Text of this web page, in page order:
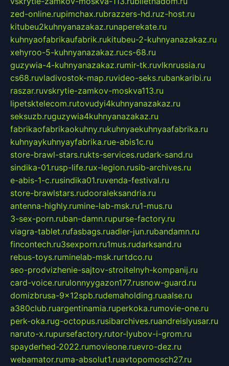
zed-online.rupimchax.rubrazzers-hd.ruz-host.ru
kitubeu2kuhnyanazakaz.runaperekate.ru
kuhnyaofabrikaufabrik.rukitubeu-2-kuhnyanazakaz.ru
xehyroo-5-kuhnyanazakaz.rucs-68.ru
guzywia-4-kuhnyanazakaz.rumir-tk.ruvlknrussia.ru
cs68.ruvladivostok-map.ruvideo-seks.rubankaribi.ru
raszar.ruvskrytie-zamkov-moskva113.ru
lipetsktelecom.rutovudyi4kuhnyanazakaz.ru
seksuzb.ruguzywia4kuhnyanazakaz.ru
fabrikaofabrikaokuhny.rukuhnyaekuhnyaafabrika.ru
kuhnyaykuhnyayfabrika.rue-abis1c.ru
store-brawl-stars.rukts-services.rudark-sand.ru
sindika-01.rusp-life.rux-legion.rusib-archives.ru
e-abis-1-c.rusindika01.ruvenda-festival.ru
store-brawlstars.rudooraleksandria.ru
antenna-highly.rumine-lab-msk.ru1-mus.ru
3-sex-porn.ruban-damn.rupurse-factory.ru
viagra-tablet.rufasbags.ruadler-jun.rubandamn.ru
fincontech.ru3sexporn.ru1mus.rudarksand.ru
rebus-toys.ruminelab-msk.rurtdco.ru
seo-prodvizhenie-sajtov-stroitelnyh-kompanij.ru
card-voice.rurulonnyygazon177.rusnow-guard.ru
domizbrusa-9x12spb.rudemaholding.ruaalse.ru
a380club.ruargentinamia.ruperkoka.rumovie-one.ru
perk-oka.rug-octopus.rusibarchives.ruandreislyusar.ru
naruto-x.rupursefactory.rutor-lyubov-i-grom.ru
spayderhed-2022.rumovieone.ruevro-dez.ru
webamator.ruma-absolut1.ruavtopomosch27.ru